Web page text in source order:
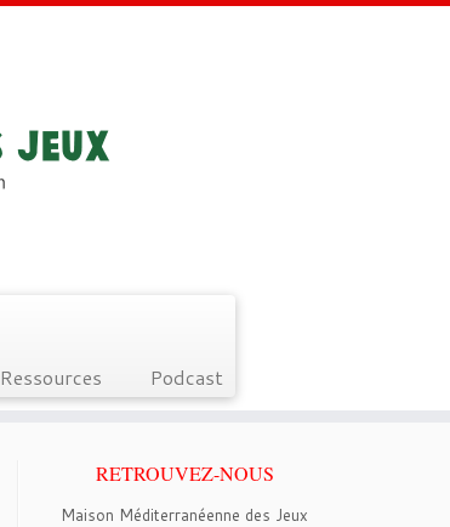
Ressources Podcast
RETROUVEZ-NOUS
Maison Méditerranéenne des Jeux